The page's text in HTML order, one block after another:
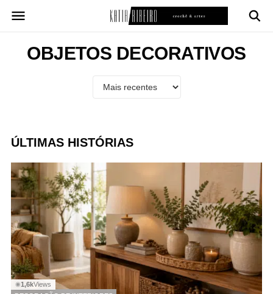
para
conteúdoOBJETOS DECORATIVOS
ÚLTIMAS HISTÓRIAS
◉1,6kViews